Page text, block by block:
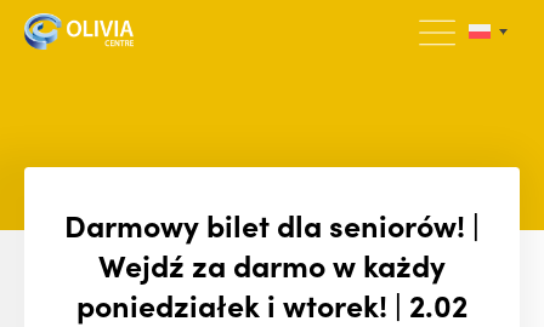
Darmowy bilet dla seniorów! |
Wejdź za darmo w każdy
poniedziałek i wtorek! | 2.02